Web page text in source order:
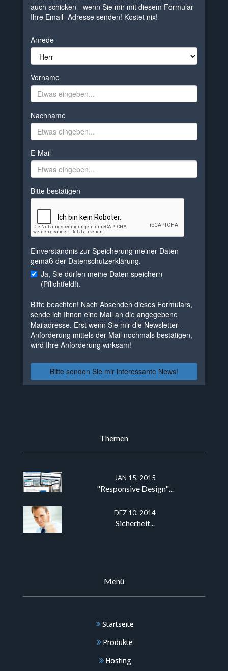
Themen
JAN 15, 2015
"Responsive Design"...
DEZ 10, 2014
Sicherheit...
Menü
Startseite
Produkte
Hosting